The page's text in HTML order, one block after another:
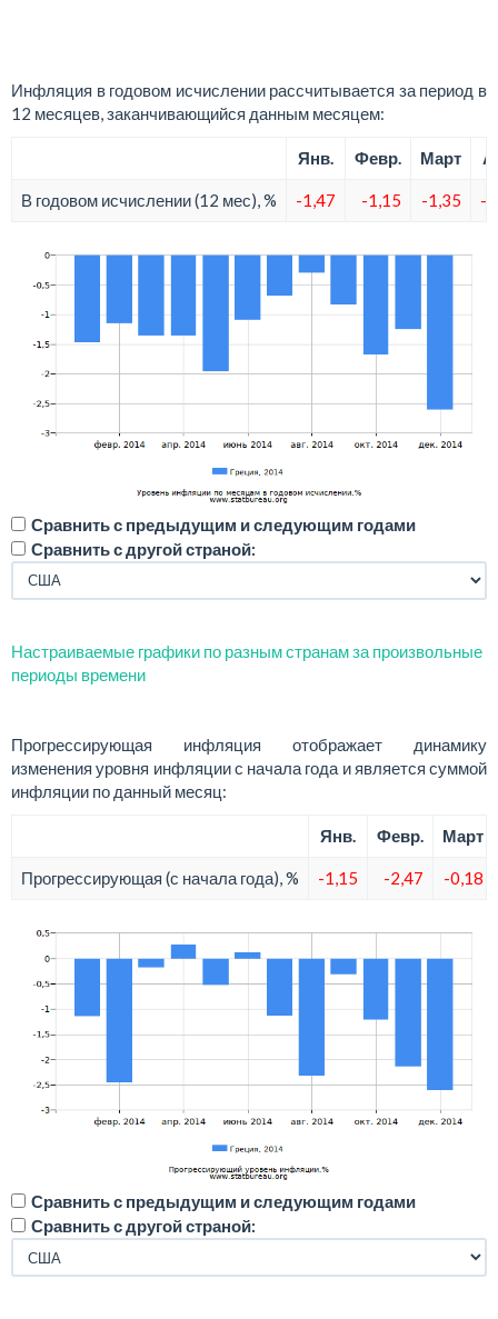
Инфляция в годовом исчислении рассчитывается за период в
12 месяцев, заканчивающийся данным месяцем:
Янв. Февр. Март
В годовом исчислении (12 мес), % -1,47 -1,15 -1,35 -
Сравнить с предыдущим и следующим годами
Сравнить с другой страной:
Настраиваемые графики по разным странам за произвольные
периоды времени
Прогрессирующая инфляция отображает динамику
изменения уровня инфляции с начала года и является суммой
инфляции по данный месяц:
Янв. Февр. Март
Прогрессирующая (с начала года), % -1,15 -2,47 -0,18
Сравнить с предыдущим и следующим годами
Сравнить с другой страной: